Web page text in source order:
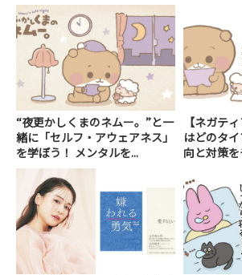
“夜更かしくまのネムー。”と一
緒に「セルフ・アウェアネス」
を学ぼう！ メンタルを...
【ネガテ
はどのタ
向と対策を